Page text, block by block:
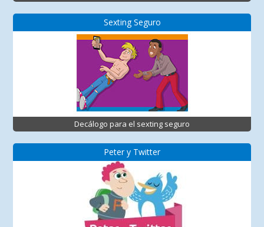
Sexting Seguro
Decálogo para el sexting seguro
Peter y Twitter